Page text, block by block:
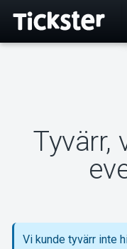
Tyvärr,
Vi kunde tyvärr inte